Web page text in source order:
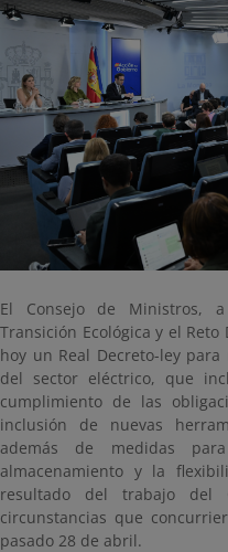
El Consejo de Ministros,
Transición Ecológica y el Reto
hoy un Real Decreto-ley
del sector eléctrico, que
cumplimiento de las
inclusión de nuevas
además de medidas
almacenamiento y la
resultado del trabajo del
circunstancias que
pasado 28 de abril.